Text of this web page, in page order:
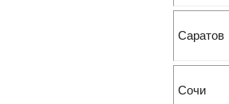
Саратов
Сочи